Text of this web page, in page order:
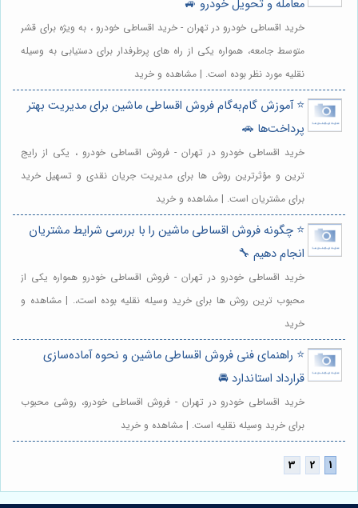
معامله و تحویل خودرو 🚙
خرید اقساطی خودرو در تهران - خرید اقساطی خودرو ، به ویژه برای قشر
متوسط جامعه، همواره یکی از راه های پرطرفدار برای دستیابی به وسیله
نقلیه مورد نظر بوده است. | مشاهده و خرید
⭐️ آموزش گام‌به‌گام فروش اقساطی ماشین برای مدیریت بهتر
پرداخت‌ها 🚗
خرید اقساطی خودرو در تهران - فروش اقساطی خودرو ، یکی از رایج
ترین و مؤثرترین روش ها برای مدیریت جریان نقدی و تسهیل خرید
برای مشتریان است. | مشاهده و خرید
⭐️ چگونه فروش اقساطی ماشین را با بررسی شرایط مشتریان
انجام دهیم 🔧
خرید اقساطی خودرو در تهران - فروش اقساطی خودرو همواره یکی از
محبوب ترین روش ها برای خرید وسیله نقلیه بوده است،. | مشاهده و
خرید
⭐️ راهنمای فنی فروش اقساطی ماشین و نحوه آماده‌سازی
قرارداد استاندارد 🚘
خرید اقساطی خودرو در تهران - فروش اقساطی خودرو، روشی محبوب
برای خرید وسیله نقلیه است. | مشاهده و خرید